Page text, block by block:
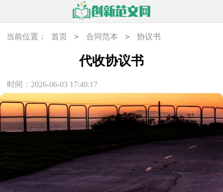
当前位置： 首页 > 合同范本 > 协议书
代收协议书
时间：2026-06-03 17:40:17